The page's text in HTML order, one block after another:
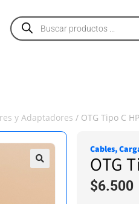
y Adaptadores / OTG Tipo C HP
Cables,
OTG
$6.500